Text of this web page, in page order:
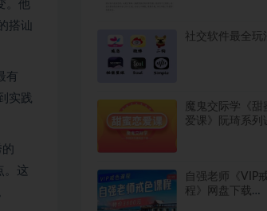
。他
搭讪
有
实践
。这
社交软件最全玩
魔鬼交际学《甜
爱课》阮琦系列
自强老师《VIP
程》网盘下载